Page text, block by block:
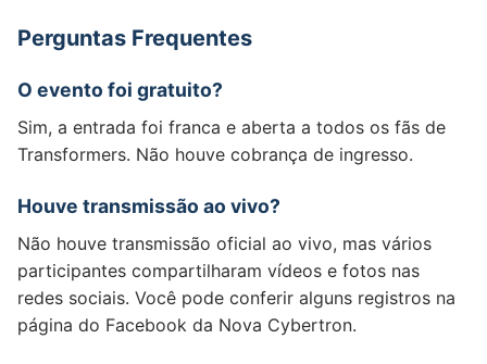
Perguntas Frequentes
O evento foi gratuito?
Sim, a entrada foi franca e aberta a todos os fãs de
Transformers. Não houve cobrança de ingresso.
Houve transmissão ao vivo?
Não houve transmissão oficial ao vivo, mas vários
participantes compartilharam vídeos e fotos nas
redes sociais. Você pode conferir alguns registros na
página do Facebook da Nova Cybertron.